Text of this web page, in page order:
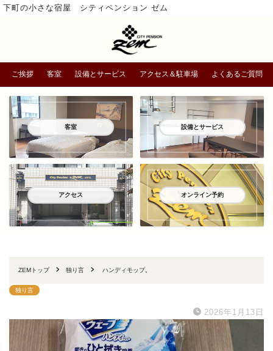
下町の小さな宿屋 シティペンション ゼム
ご挨拶 客室 設備とサービス アクセス＆駐車場 よくあるご質問
客室 設備とサービス
アクセス オンライン予約
ZEMトップ 独り言 ハンディモップ。
独り言
2026年1月13日